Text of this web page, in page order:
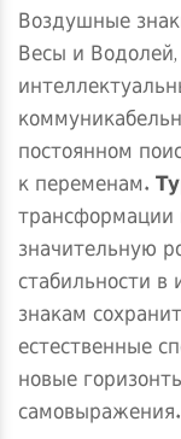
Воздушные
Весы и
постоянном
к переменам.
значительную
стабильности
знакам
естественные
новые
самовыражения.